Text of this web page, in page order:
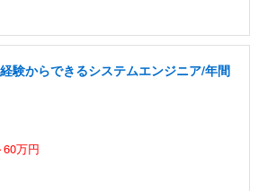
験からできるシステムエンジニア/年間
万円